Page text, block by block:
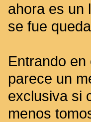
ahora es un
se fue
Entrando
parece un
exclusiva si
menos